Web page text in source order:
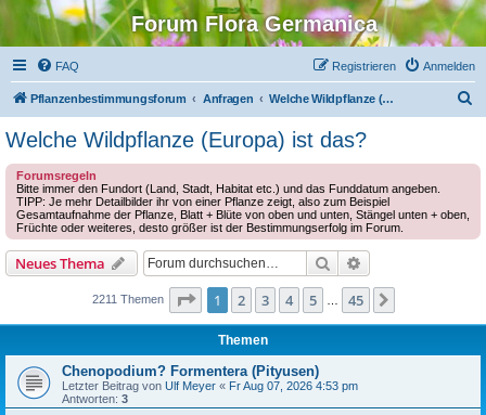
Forum Flora Germanica
FAQ Anmelden
Registrieren
Pflanzenbestimmungsforum Anfragen Welche Wildpflanze (Europa) ist das?
Welche Wildpflanze (Europa) ist das?
Forumsregeln
Bitte immer den Fundort (Land, Stadt, Habitat etc.) und das Funddatum angeben.
TIPP: Je mehr Detailbilder ihr von einer Pflanze zeigt, also zum Beispiel
Gesamtaufnahme der Pflanze, Blatt + Blüte von oben und unten, Stängel unten + oben,
Früchte oder weiteres, desto größer ist der Bestimmungserfolg im Forum.
Neues Thema Suche
2211 Themen Seite 1von 45
1 2 3 4 5 45
Themen
Chenopodium? Formentera (Pityusen)
Letzter Beitrag von Ulf Meyer « Fr Aug 07, 2026 4:53 pm
Antworten: 3